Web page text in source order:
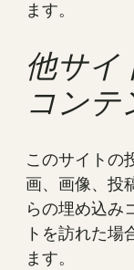
ます。
他サイ
コンテ
このサイトの
画、画像、投
らの埋め込み
トを訪れた場
ます。